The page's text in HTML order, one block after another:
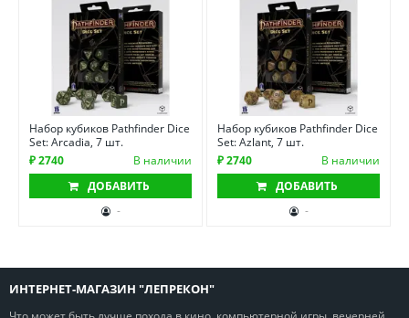
Набор кубиков Pathfinder Dice
Set: Arcadia, 7 шт.
₽ 2740
В наличии
ДОБАВИТЬ
-
Набор кубиков Pathfinder Dice
Set: Azlant, 7 шт.
₽ 2740
В наличии
ДОБАВИТЬ
-
ИНТЕРНЕТ-МАГАЗИН "ЛЕПРЕКОН"